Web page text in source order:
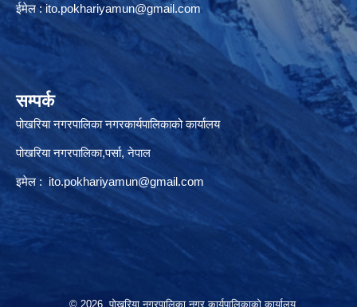
ईमेल :ito.pokhariyamun@gmail.com
सम्पर्क
पोखरिया नगरपालिका नगरकार्यपालिकाको कार्यालय
पोखरिया नगरपालिका,पर्सा, नेपाल
इमेल : ito.pokhariyamun@gmail.com
© 2026 पोखरिया नगरपालिका नगर कार्यपालिकाको कार्यालय